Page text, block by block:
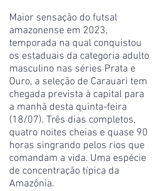
Maior sensação do futsal
amazonense em 2023,
temporada na qual conquistou
os estaduais da categoria adulto
masculino nas séries Prata e
Ouro, a seleção de Carauari tem
chegada prevista à capital para
a manhã desta quinta-feira
(18/07). Três dias completos,
quatro noites cheias e quase 90
horas singrando pelos rios que
comandam a vida. Uma espécie
de concentração típica da
Amazônia.